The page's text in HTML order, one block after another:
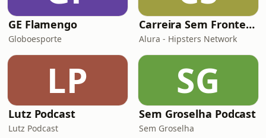
GE Flamengo
Globoesporte
Carreira Sem Fronteiras
Alura - Hipsters Network
LP
Lutz Podcast
Lutz Podcast
SG
Sem Groselha Podcast
Sem Groselha